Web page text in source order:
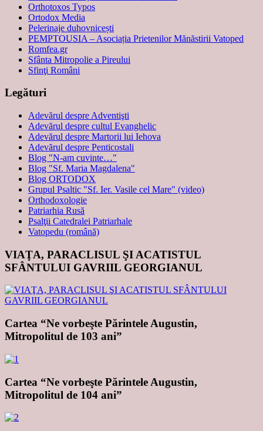
Orthotoxos Typos
Ortodox Media
Pelerinaje duhovnicești
PEMPTOUSIA – Asociația Prietenilor Mănăstirii Vatoped
Romfea.gr
Sfânta Mitropolie a Pireului
Sfinţi Români
Legături
Adevărul despre Adventişti
Adevărul despre cultul Evanghelic
Adevărul despre Martorii lui Iehova
Adevărul despre Penticostali
Blog "N-am cuvinte…"
Blog "Sf. Maria Magdalena"
Blog ORTODOX
Grupul Psaltic "Sf. Ier. Vasile cel Mare" (video)
Orthodoxologie
Patriarhia Rusă
Psalţii Catedralei Patriarhale
Vatopedu (română)
VIAŢA, PARACLISUL ŞI ACATISTUL
SFÂNTULUI GAVRIIL GEORGIANUL
Cartea “Ne vorbeşte Părintele Augustin,
Mitropolitul de 103 ani”
Cartea “Ne vorbeşte Părintele Augustin,
Mitropolitul de 104 ani”